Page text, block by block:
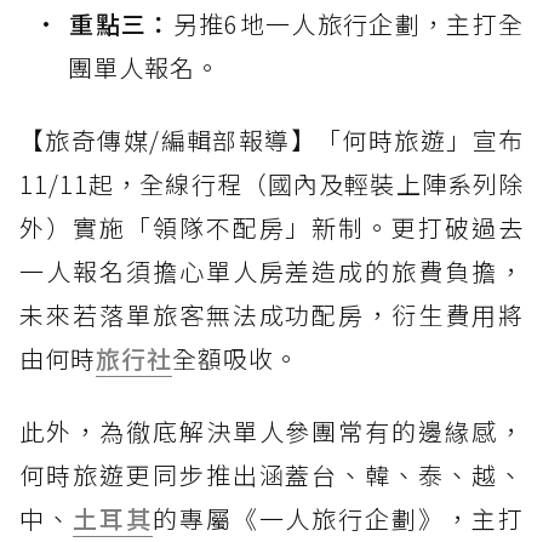
重點三： 另推6地一人旅行企劃，主打全
團單人報名。
【旅奇傳媒/編輯部報導】「何時旅遊」宣布
11/11起，全線行程（國內及輕裝上陣系列除
外）實施「領隊不配房」新制。更打破過去
一人報名須擔心單人房差造成的旅費負擔，
未來若落單旅客無法成功配房，衍生費用將
由何時旅行社全額吸收。
此外，為徹底解決單人參團常有的邊緣感，
何時旅遊更同步推出涵蓋台、韓、泰、越、
中、 土耳其的專屬《一人旅行企劃》，主打